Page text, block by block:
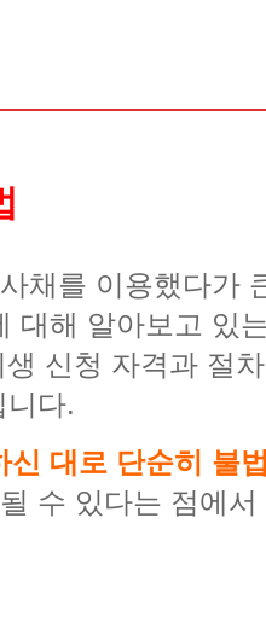
채를 이용했다가
대해 알아보고 있
신청 자격과 절
다.
대로 단순히 불
수 있다는 점에